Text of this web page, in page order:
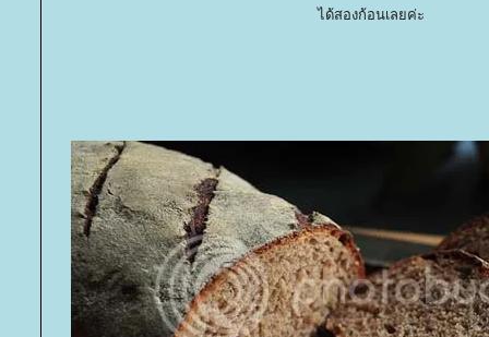
ได้สองก้อนเลยค่ะ